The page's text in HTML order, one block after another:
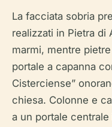
La facciata sobria
realizzati in Pietra di
marmi, mentre
portale a capanna
Cisterciense”
chiesa. Colonne e
a un portale